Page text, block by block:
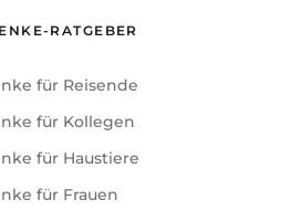
RATGEBER
für Reisende
für Kollegen
für Haustiere
für Frauen